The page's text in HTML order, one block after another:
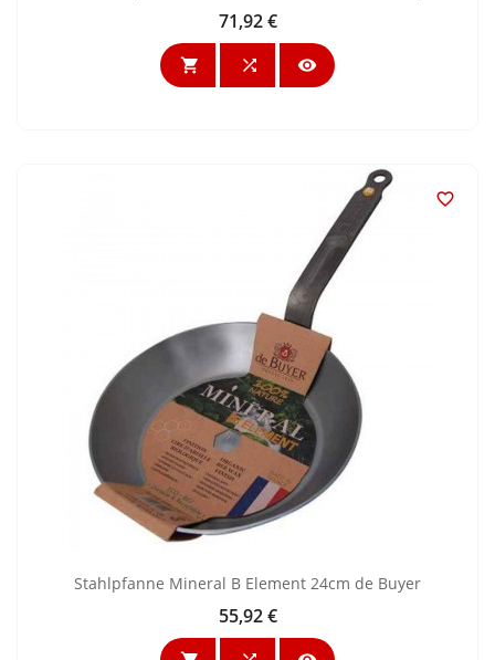
Preis
71,92 €
  

Stahlpfanne Mineral B Element 24cm de Buyer
Preis
55,92 €